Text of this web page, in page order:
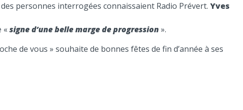
personnes interrogées connaissaient Radio Prévert. Yves
«signe d’une belle marge de progression».
de vous » souhaite de bonnes fêtes de fin d’année à ses